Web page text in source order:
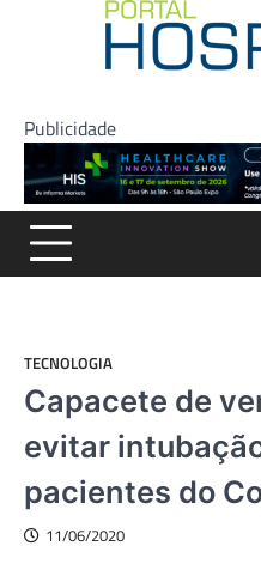
Publicidade
TECNOLOGIA
Capacete de
evitar
pacientes do
11/06/2020